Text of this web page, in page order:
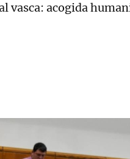
vasca: acogida